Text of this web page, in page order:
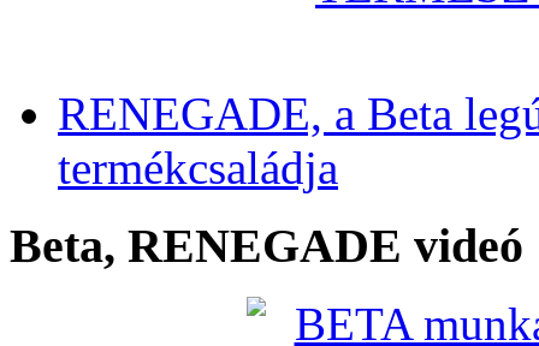
RENEGADE, a Beta
termékcsaládja
Beta, RENEGADE videó